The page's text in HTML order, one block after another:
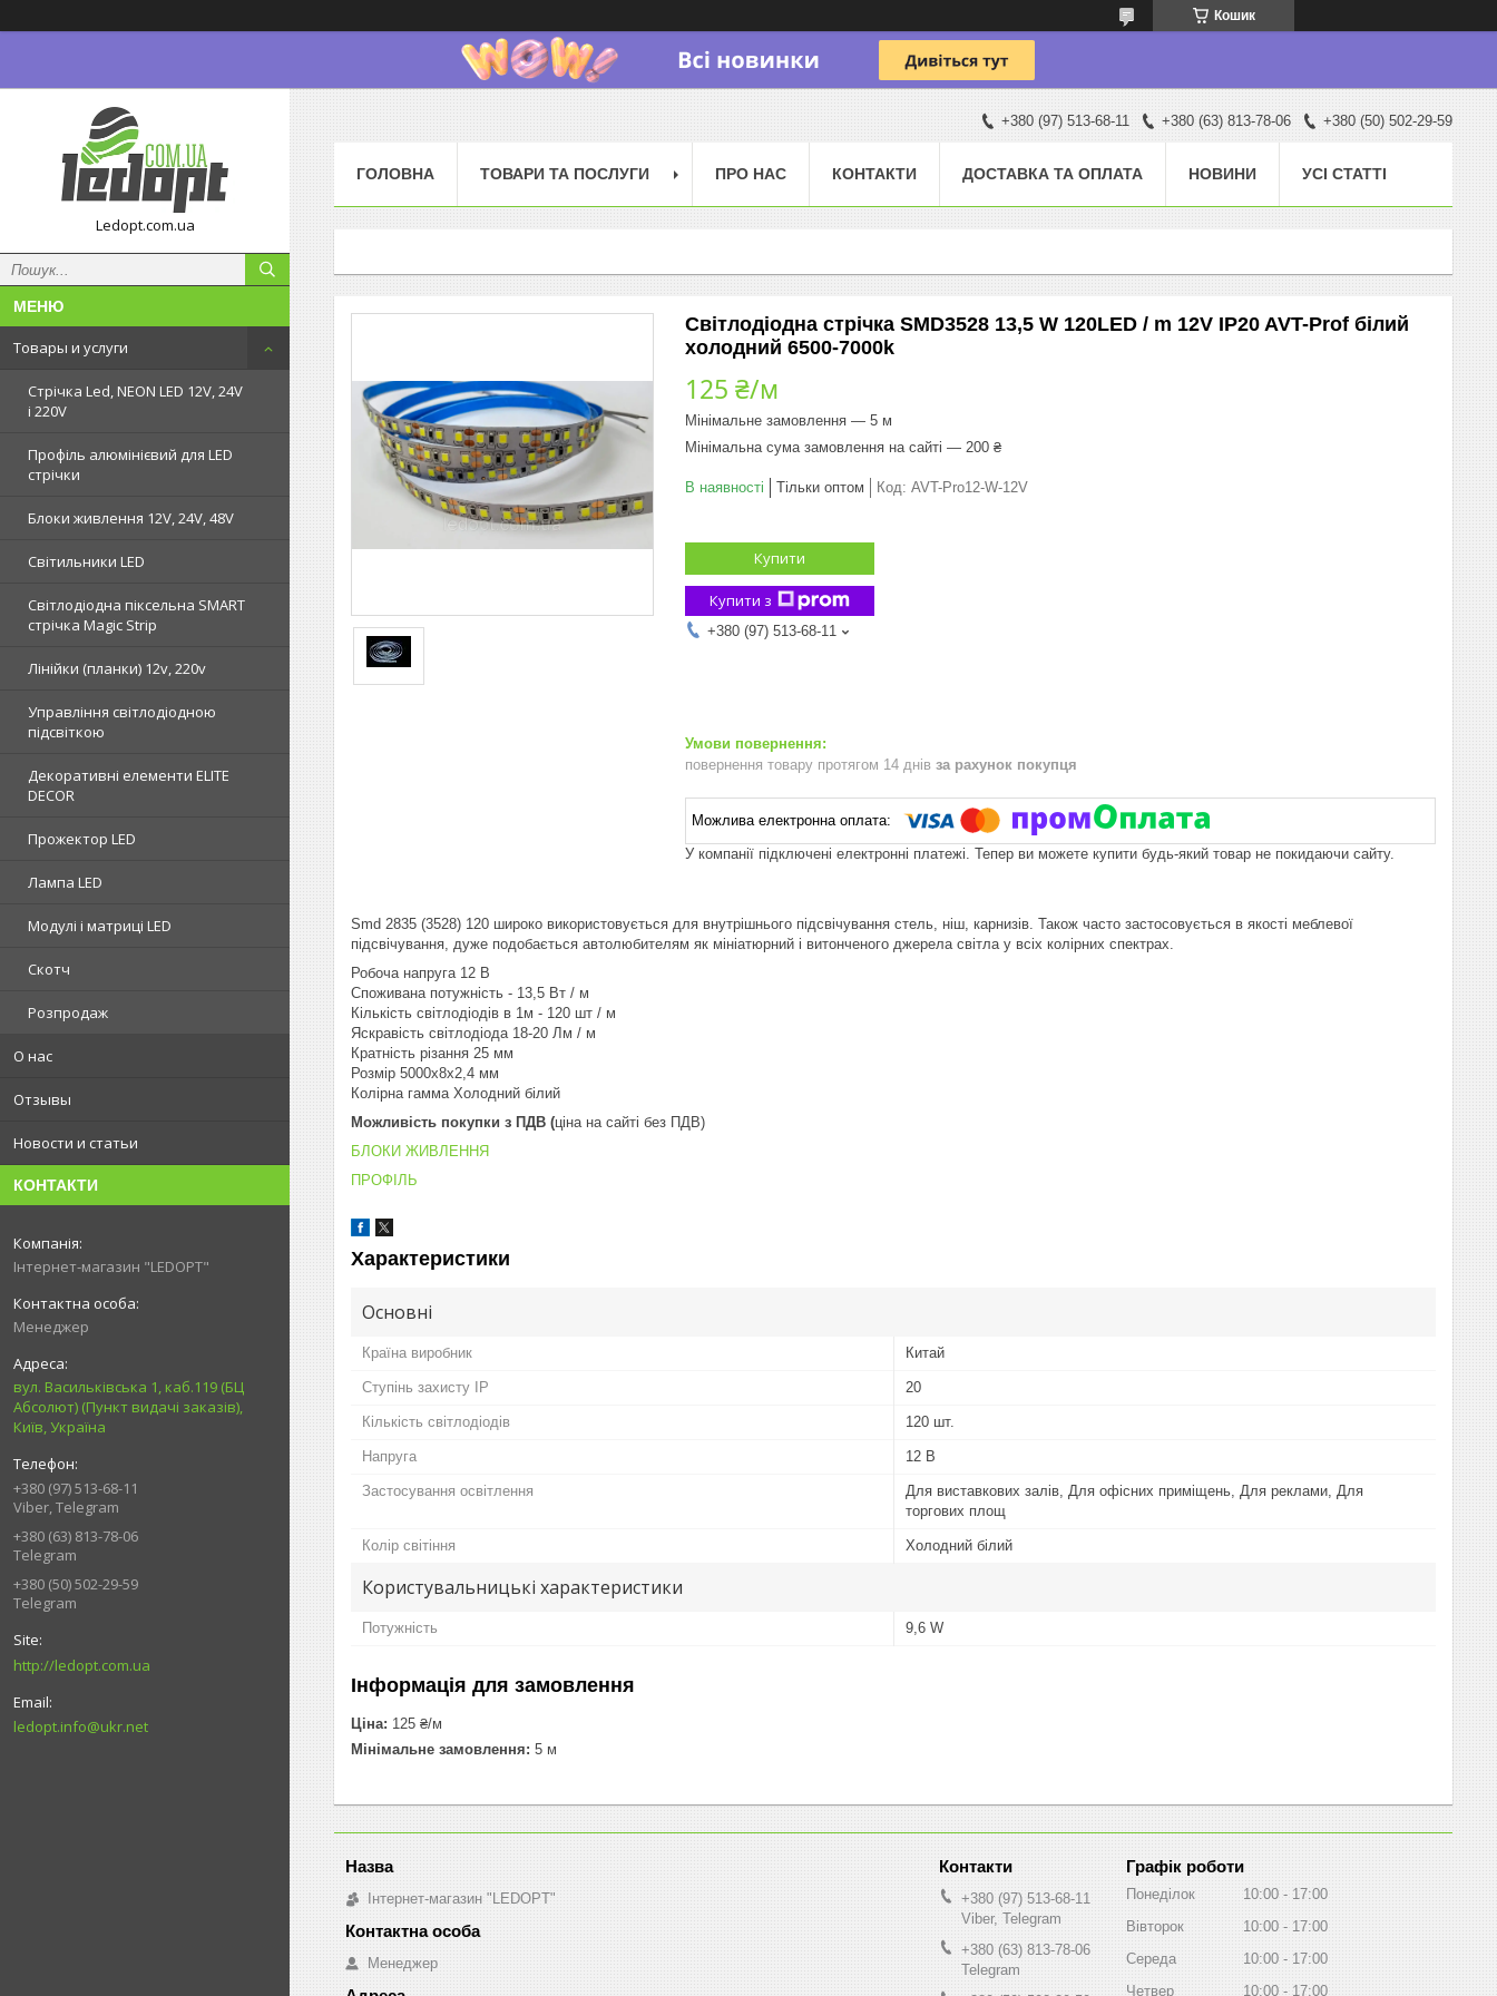
Кошик
Ledopt.com.ua
Товары и услуги
Стрічка Led, NEON LED 12V, 24V
і 220V
Профіль алюмінієвий для LED
стрічки
Блоки живлення 12V, 24V, 48V
Світильники LED
Світлодіодна піксельна SMART
стрічка Magic Strip
Лінійки (планки) 12v, 220v
Управління світлодіодною
підсвіткою
Декоративні елементи ELITE
DECOR
Прожектор LED
Лампа LED
Модулі і матриці LED
Скотч
Розпродаж
О нас
Отзывы
Новости и статьи
КОНТАКТИ
Інтернет-магазин "LEDOPT"
Менеджер
вул. Васильківська 1, каб.119 (БЦ
Абсолют) (Пункт видачі заказів),
Київ, Україна
+380 (97) 513-68-11
Viber, Telegram
+380 (63) 813-78-06
Telegram
+380 (50) 502-29-59
Telegram
http://ledopt.com.ua
ledopt.info@ukr.net
+380 (97) 513-68-11 +380 (63) 813-78-06 +380 (50) 502-29-59
ГОЛОВНА ТОВАРИ ТА ПОСЛУГИ ПРО НАС КОНТАКТИ ДОСТАВКА ТА ОПЛАТА НОВИНИ УСІ СТАТТІ
Світлодіодна стрічка SMD3528 13,5 W 120LED / m 12V IP20 AVT-Prof білий
холодний 6500-7000k
125 ₴/м
Мінімальне замовлення — 5 м
Мінімальна сума замовлення на сайті — 200 ₴
В наявності Тільки оптом Код: AVT-Pro12-W-12V
Купити
Купити з
+380 (97) 513-68-11
повернення товару протягом 14 днів за рахунок покупця
У компанії підключені електронні платежі. Тепер ви можете купити будь-який товар не покидаючи сайту.
Smd 2835 (3528) 120 широко використовується для внутрішнього підсвічування стель, ніш, карнизів. Також часто застосовується в якості меблевої
підсвічування, дуже подобається автолюбителям як мініатюрний і витонченого джерела світла у всіх колірних спектрах.
Робоча напруга 12 В
Споживана потужність - 13,5 Вт / м
Кількість світлодіодів в 1м - 120 шт / м
Яскравість світлодіода 18-20 Лм / м
Кратність різання 25 мм
Розмір 5000х8х2,4 мм
Колірна гамма Холодний білий
Можливість покупки з ПДВ (ціна на сайті без ПДВ)
БЛОКИ ЖИВЛЕННЯ
ПРОФІЛЬ
Характеристики
Основні
Країна виробник Китай
Ступінь захисту IP 20
Кількість світлодіодів 120 шт.
Напруга 12 В
Застосування освітлення
Для виставкових залів, Для офісних приміщень, Для реклами, Для
торгових площ
Колір світіння Холодний білий
Користувальницькі характеристики
Потужність 9,6 W
Інформація для замовлення
Ціна: 125 ₴/м
Мінімальне замовлення: 5 м
Інтернет-магазин "LEDOPT"
Менеджер
+380 (97) 513-68-11
Viber, Telegram
+380 (63) 813-78-06
Telegram
Графік роботи
Понеділок 10:00
17:00
Вівторок
10:00
17:00
Середа
10:00
17:00
Четвер
10:00 17:00